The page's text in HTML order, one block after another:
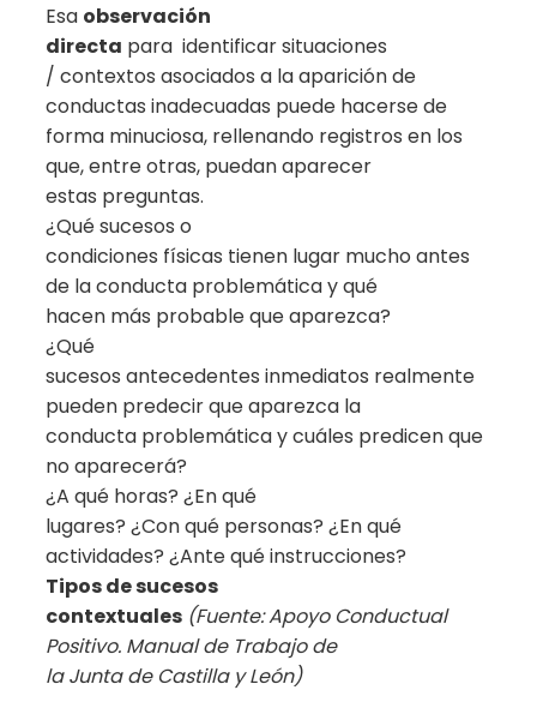
Esa observación
directa para identificar situaciones
/ contextos asociados a la aparición de
conductas inadecuadas puede hacerse de
forma minuciosa, rellenando registros en los
que, entre otras, puedan aparecer
estas preguntas.
¿Qué sucesos o
condiciones físicas tienen lugar mucho antes
de la conducta problemática y qué
hacen más probable que aparezca?
¿Qué
sucesos antecedentes inmediatos realmente
pueden predecir que aparezca la
conducta problemática y cuáles predicen que
no aparecerá?
¿A qué horas? ¿En qué
lugares? ¿Con qué personas? ¿En qué
actividades? ¿Ante qué instrucciones?
Tipos de sucesos
contextuales (Fuente: Apoyo Conductual
Positivo. Manual de Trabajo de
la Junta de Castilla y León)